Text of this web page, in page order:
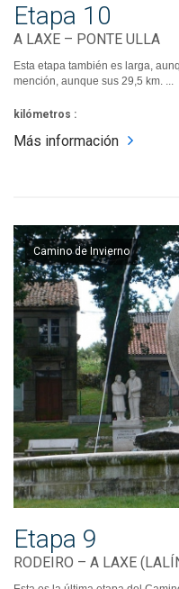
Etapa 10
A LAXE – PONTE ULLA
Esta etapa también es larga,
mención, aunque sus 29,5 km. ...
kilómetros :
Más información
Camino de Invierno
Etapa 9
RODEIRO – A LAXE